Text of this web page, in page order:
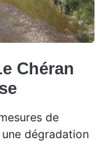
Chéran
de
dégradation